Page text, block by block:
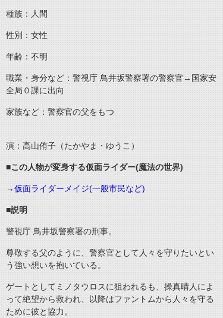
種族：人間
性別：女性
年齢：不明
職業・身分など：警視庁 鳥井坂警察署の警察官→国家安
全局０課に出向
家族など：警察官の父をもつ
演：高山侑子（たかやま・ゆうこ）
■この人物が変身する仮面ライダー(魔法の世界)
→仮面ライダーメイジ(一般市民など)
■説明
警視庁 鳥井坂警察署の刑事。
尊敬する父のように、警察官として人々を守りたいとい
う強い想いを抱いている。
ゲートとしてミノタウロスに狙われるも、操真晴人によ
って絶望から救われ、以降はファントムから人々を守る
ために彼と協力。